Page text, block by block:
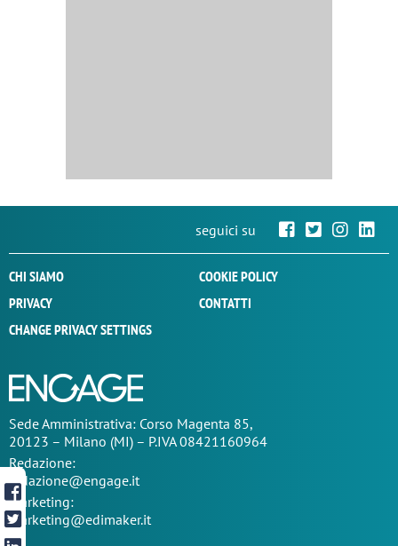
seguici su
CHI SIAMO
COOKIE POLICY
PRIVACY
CONTATTI
CHANGE PRIVACY SETTINGS
SedeAmministrativa: Corso Magenta 85,
20123 – Milano (MI) – P.IVA 08421160964
Redazione:
redazione@engage.it
Marketing:
marketing@edimaker.it